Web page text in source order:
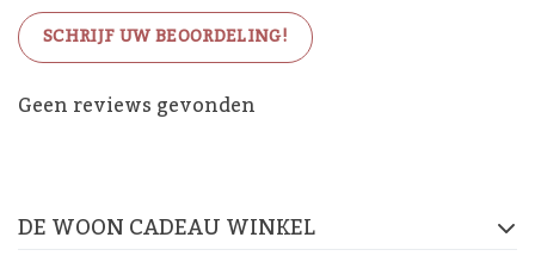
SCHRIJF UW BEOORDELING!
Geen reviews gevonden
De Woon Cadeau Winkel
DE WOON CADEAU WINKEL